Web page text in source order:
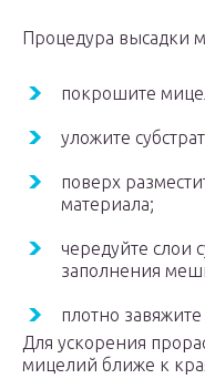
Процедура высадки
покрошите
уложите
поверх
материала;
чередуйте слои
заполнения
плотно
Для ускорения
мицелий ближе к